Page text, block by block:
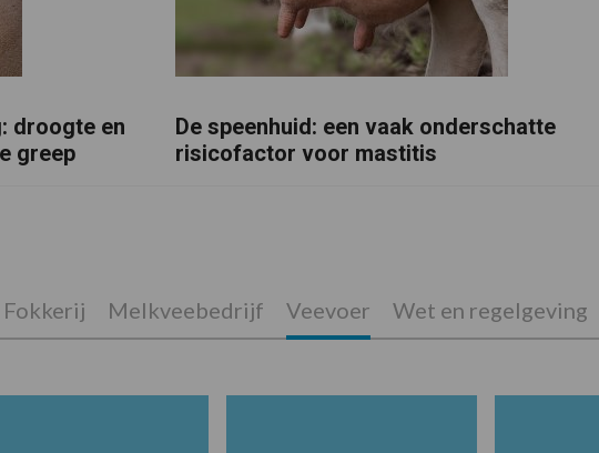
droogte en
greep
De speenhuid: een vaak onderschatte
risicofactor voor mastitis
Fokkerij Melkveebedrijf Veevoer Wet en regelgeving